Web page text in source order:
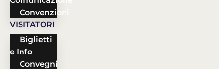
Convenzioni
VISITATORI
Biglietti
e Info
Convegni